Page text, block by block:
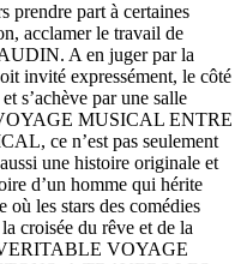
prendre part à certaines
acclamer le travail de
A en juger par la
invité expressément, le côté
s’achève par une salle
MUSICAL ENTRE
ce n’est pas seulement
une histoire originale et
d’un homme qui hérite
où les stars des comédies
croisée du rêve et de la
VOYAGE